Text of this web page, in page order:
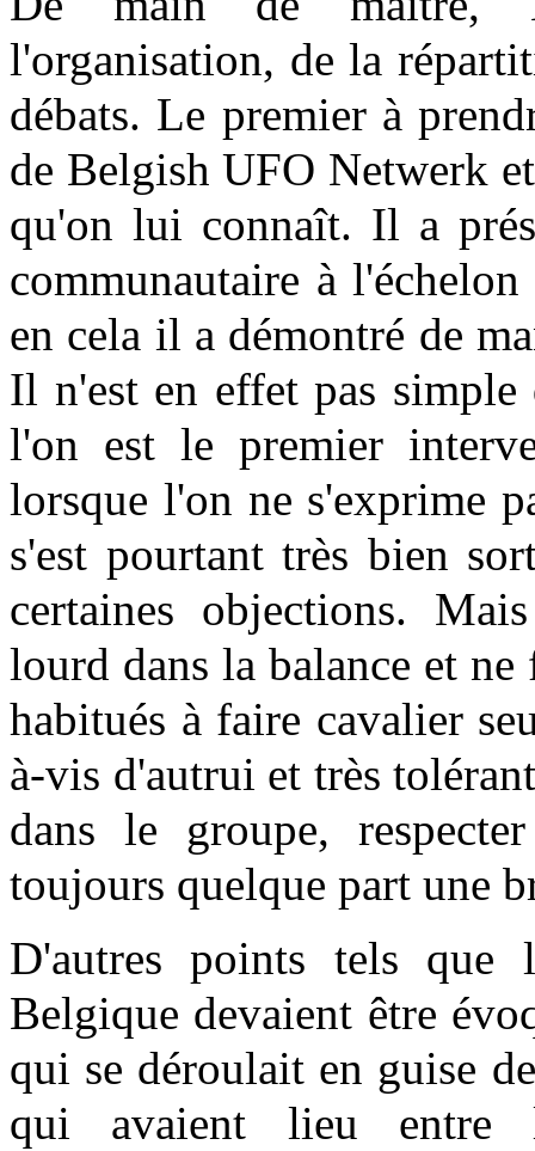
l'organisation, de la
débats. Le premier à
de Belgish UFO Netwerk
qu'on lui connaît. Il a
communautaire à
en cela il a démontré de
Il n'est en effet pas simple
l'on est le premier
lorsque l'on ne s'exprime
s'est pourtant très bien
certaines objections.
lourd dans la balance et
habitués à faire cavalier
à-vis d'autrui et très
dans le groupe,
toujours quelque part une
D'autres points tels que
Belgique devaient être
qui se déroulait en guise
qui avaient lieu entre